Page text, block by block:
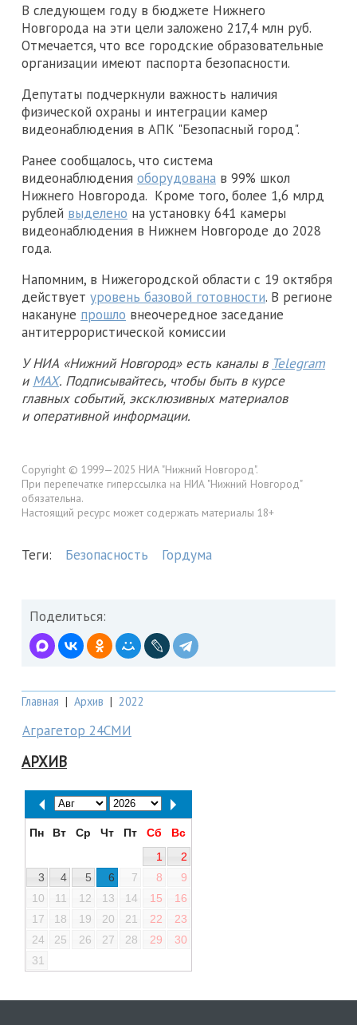
В следующем году в бюджете Нижнего
Новгорода на эти цели заложено 217,4 млн руб.
Отмечается, что все городские образовательные
организации имеют паспорта безопасности.
Депутаты подчеркнули важность наличия
физической охраны и интеграции камер
видеонаблюдения в АПК "Безопасный город".
Ранее сообщалось, что система
видеонаблюдения оборудована в 99% школ
Нижнего Новгорода. Кроме того, более 1,6 млрд
рублей выделено на установку 641 камеры
видеонаблюдения в Нижнем Новгороде до 2028
года.
Напомним, в Нижегородской области с 19 октября
действует уровень базовой готовности. В регионе
накануне прошло внеочередное заседание
антитеррористической комиссии
У НИА «Нижний Новгород» есть каналы в Telegram
и MAX. Подписывайтесь, чтобы быть в курсе
главных событий, эксклюзивных материалов
и оперативной информации.
Copyright © 1999—2025 НИА "Нижний Новгород".
При перепечатке гиперссылка на НИА "Нижний Новгород"
обязательна.
Настоящий ресурс может содержать материалы 18+
Теги: Безопасность Гордума
Поделиться:
Главная | Архив | 2022
Аграгетор 24СМИ
АРХИВ
Пн Вт Ср Чт Пт Сб
Вс
1
2
3
4 5 6 7 8
9
10
11 12 13 14 15
16
17
18 19 20 21 22
23
24
25 26 27 28 29
30
31